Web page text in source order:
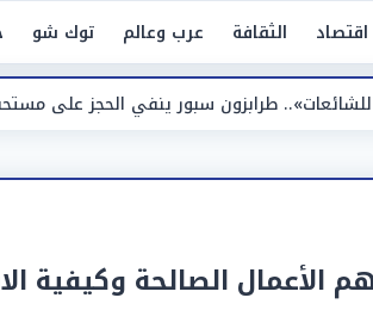
اقتصاد الثقافة عرب وعالم توك شو
ينفي الحجز على مستحقات محمد صلاح
شهر رجب 2025: أهم الأعمال الصالحة